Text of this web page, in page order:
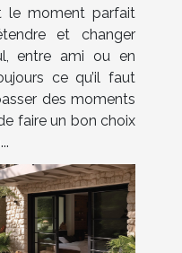
le moment parfait
et changer
entre ami ou en
ce qu’il faut
des moments
faire un bon choix